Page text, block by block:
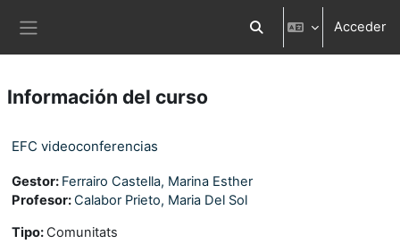
Selector de búsqueda
Acceder
Información del curso
EFC videoconferencias
Gestor: Ferrairo Castella, Marina Esther
Profesor:Calabor Prieto, Maria Del Sol
Tipo: Comunitats